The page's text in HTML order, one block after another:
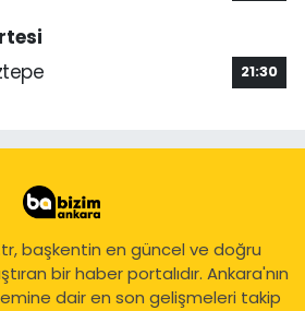
21:30
başkentin en güncel ve doğru
bir haber portalıdır. Ankara'nın
dair en son gelişmeleri takip